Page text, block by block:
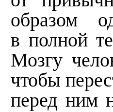
образом
в полной
Мозгу
чтобы
перед ним